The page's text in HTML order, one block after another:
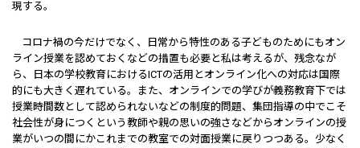
現する。
コロナ禍の今だけでなく、日常から特性のある子どものためにもオン
ライン授業を認めておくなどの措置も必要と私は考えるが、残念なが
ら、日本の学校教育におけるICTの活用とオンライン化への対応は国際
的にも大きく遅れている。また、オンラインでの学びが義務教育下では
授業時間数として認められないなどの制度的問題、集団指導の中でこそ
社会性が身につくという教師や親の思いの強さなどからオンラインの授
業がいつの間にかこれまでの教室での対面授業に戻りつつある。少なく